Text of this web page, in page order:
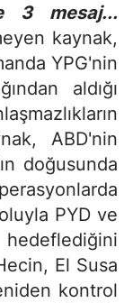
3 mesaj...
kaynak,
YPG'nin
aldığı
ABD'nin
doğusunda
PYD ve
El Susa
kontrol